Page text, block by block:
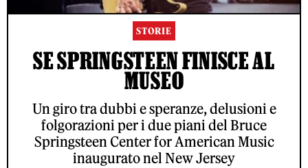
STORIE
SE SPRINGSTEEN FINISCE AL
MUSEO
Un giro tra dubbi e speranze, delusioni e
folgorazioni per i due piani del Bruce
Springsteen Center for American Music
inaugurato nel New Jersey